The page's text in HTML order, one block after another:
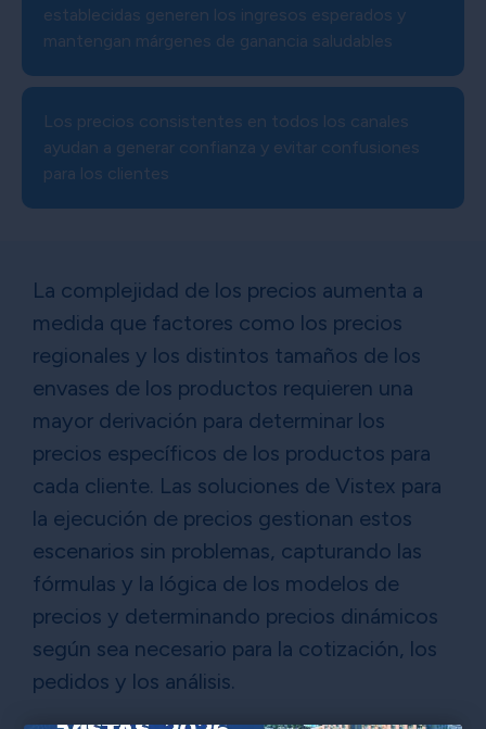
La complejidad de los precios aumenta a
medida que factores como los precios
regionales y los distintos tamaños de los
envases de los productos requieren una
mayor derivación para determinar los
precios específicos de los productos para
cada cliente. Las soluciones de Vistex para
la ejecución de precios gestionan estos
escenarios sin problemas, capturando las
fórmulas y la lógica de los modelos de
precios y determinando precios dinámicos
según sea necesario para la cotización, los
pedidos y los análisis.
establecidas generen los ingresos esperados y
mantengan márgenes de ganancia saludables
Los precios consistentes en todos los canales
ayudan a generar confianza y evitar confusiones
para los clientes